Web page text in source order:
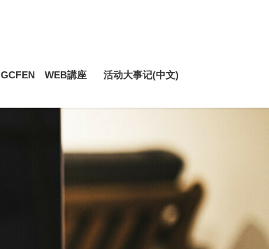
GCFEN WEB講座 活动大事记(中文)